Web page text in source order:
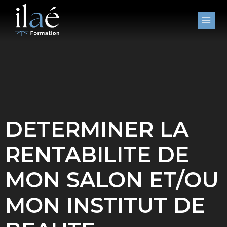
Aller
contenu
DETERMINER LA
RENTABILITE DE
MON SALON ET/OU
MON INSTITUT DE